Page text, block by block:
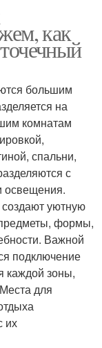
проводка
как
большим
на
комнатам
спальни,
с
освещения.
уютную
формы,
Важной
подключение
каждой зоны,
для
их